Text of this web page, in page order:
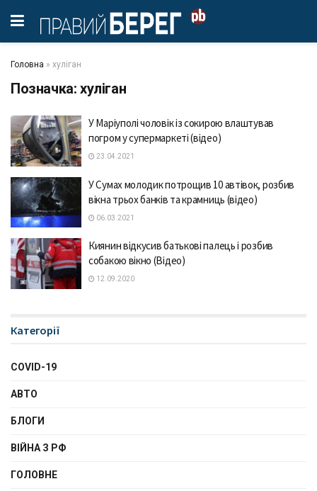
Головна » хуліган
Позначка: хуліган
У Маріуполі чоловік із сокирою влаштував
погром у супермаркеті (відео)
23.04.2021
У Сумах молодик потрощив 10 автівок, розбив
вікна трьох банків та крамниць (відео)
06.03.2021
Киянин відкусив батькові палець і розбив
собакою вікно (Відео)
12.09.2020
Категорії
COVID-19
АВТО
БЛОГИ
ВІЙНА З РФ
ГОЛОВНЕ